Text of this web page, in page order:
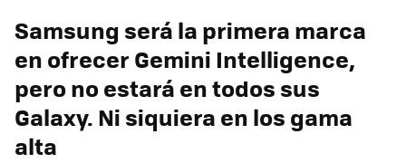
Samsung será la primera marca
en ofrecer Gemini Intelligence,
pero no estará en todos sus
Galaxy. Ni siquiera en los gama
alta